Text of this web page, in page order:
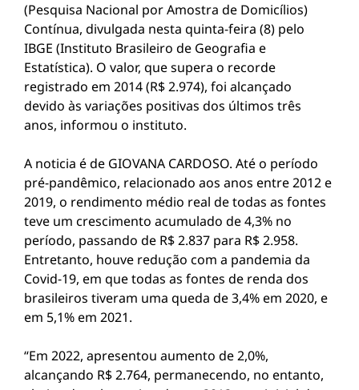
(Pesquisa Nacional por Amostra de Domicílios)
Contínua, divulgada nesta quinta-feira (8) pelo
IBGE (Instituto Brasileiro de Geografia e
Estatística). O valor, que supera o recorde
registrado em 2014 (R$ 2.974), foi alcançado
devido às variações positivas dos últimos três
anos, informou o instituto.
A noticia é de GIOVANA CARDOSO. Até o período
pré-pandêmico, relacionado aos anos entre 2012 e
2019, o rendimento médio real de todas as fontes
teve um crescimento acumulado de 4,3% no
período, passando de R$ 2.837 para R$ 2.958.
Entretanto, houve redução com a pandemia da
Covid-19, em que todas as fontes de renda dos
brasileiros tiveram uma queda de 3,4% em 2020, e
em 5,1% em 2021.
“Em 2022, apresentou aumento de 2,0%,
alcançando R$ 2.764, permanecendo, no entanto,